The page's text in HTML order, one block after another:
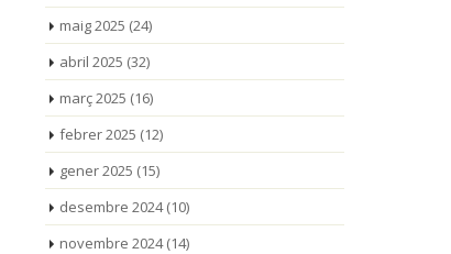
maig 2025 (24)
abril 2025 (32)
març 2025 (16)
febrer 2025 (12)
gener 2025 (15)
desembre 2024(10)
novembre 2024(14)